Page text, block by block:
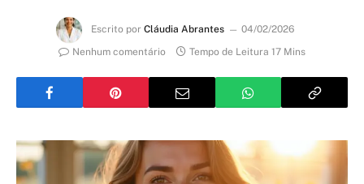
Escrito por Cláudia Abrantes
04/02/2026
Nenhum comentário
Tempo de Leitura 17 Mins